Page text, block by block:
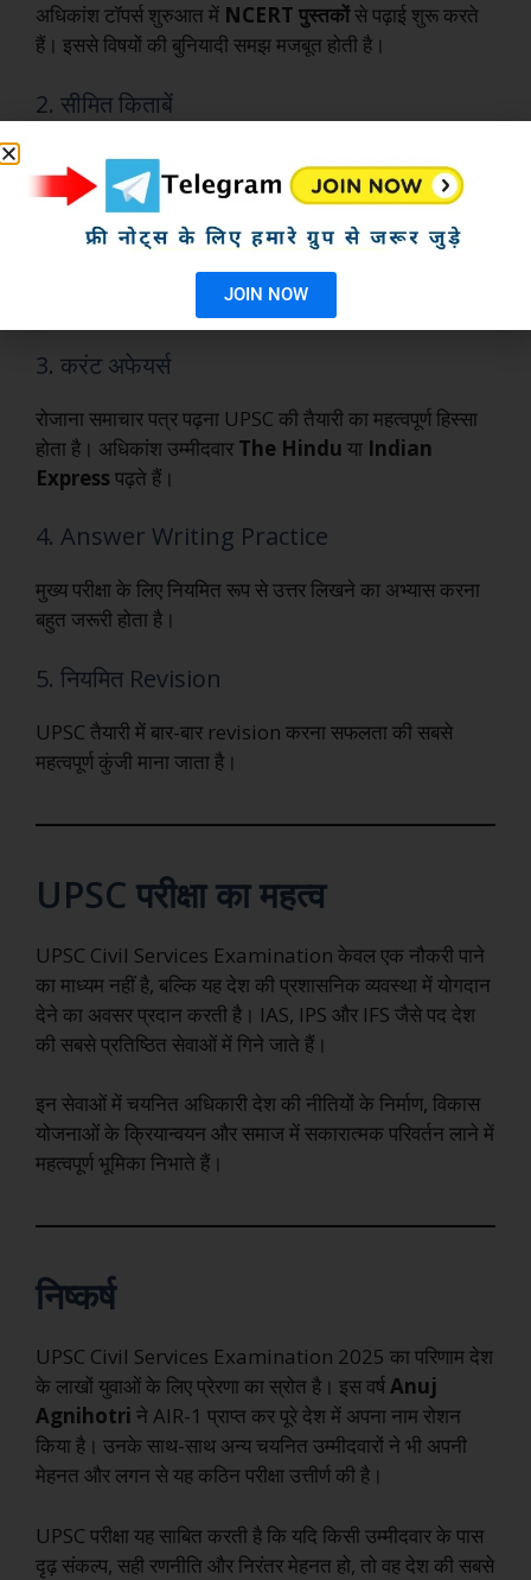
अधिकांश टॉपर्स शुरुआत में NCERT पुस्तकोंसे पढ़ाई शुरू करते
हैं। इससे विषयों की बुनियादी समझ मजबूत होती है।
2. सीमित किताबें
टॉपर्स हमेशा कम लेकिन अच्छी किताबों को बार-बार पढ़ने की सलाह
देते हैं। जैसे:
Polity– Laxmikanth
Modern History – Spectrum
Geography – GC Leong
3. करंट अफेयर्स
रोजाना समाचार पत्र पढ़ना UPSC की तैयारी का महत्वपूर्ण हिस्सा
होता है। अधिकांश उम्मीदवार The Hindu या Indian
Express पढ़ते हैं।
4. Answer Writing Practice
मुख्य परीक्षा के लिए नियमित रूप से उत्तर लिखने का अभ्यास करना
बहुत जरूरी होता है।
5. नियमित Revision
UPSC तैयारी में बार-बार revision करना सफलता की सबसे
महत्वपूर्ण कुंजी माना जाता है।
UPSC परीक्षा का महत्व
UPSC Civil Services Examination केवल एक नौकरी पाने
का माध्यम नहीं है, बल्कि यह देश की प्रशासनिक व्यवस्था में योगदान
देने का अवसर प्रदान करती है। IAS, IPS और IFS जैसे पद देश
की सबसे प्रतिष्ठित सेवाओं में गिने जाते हैं।
इन सेवाओं में चयनित अधिकारी देश की नीतियों के निर्माण, विकास
योजनाओं के क्रियान्वयन और समाज में सकारात्मक परिवर्तन लाने में
महत्वपूर्ण भूमिका निभाते हैं।
निष्कर्ष
UPSC Civil Services Examination 2025 का परिणाम देश
के लाखों युवाओं के लिए प्रेरणा का स्रोत है। इस वर्षAnuj
Agnihotri ने AIR-1 प्राप्त कर पूरे देश में अपना नाम रोशन
किया है। उनके साथ-साथ अन्य चयनित उम्मीदवारों ने भी अपनी
मेहनत और लगन से यह कठिन परीक्षा उत्तीर्ण की है।
UPSC परीक्षा यह साबित करती है कि यदि किसी उम्मीदवार के पास
दृढ़ संकल्प, सही रणनीति और निरंतर मेहनत हो, तो वह देश की सबसे
JOIN NOW